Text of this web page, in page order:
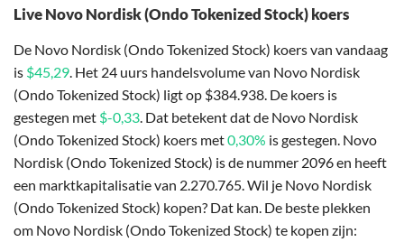
Live Novo Nordisk (Ondo Tokenized Stock) koers
De Novo Nordisk (Ondo Tokenized Stock) koers van vandaag
is $45,29. Het 24 uurs handelsvolume van Novo Nordisk
(Ondo Tokenized Stock) ligt op $384.938. De koers is
gestegen met $-0,33. Dat betekent dat de Novo Nordisk
(Ondo Tokenized Stock) koers met0,30% is gestegen. Novo
Nordisk (Ondo Tokenized Stock) is de nummer 2096 en heeft
een marktkapitalisatie van 2.270.765. Wil je Novo Nordisk
(Ondo Tokenized Stock) kopen? Dat kan. De beste plekken
om Novo Nordisk (Ondo Tokenized Stock) te kopen zijn: